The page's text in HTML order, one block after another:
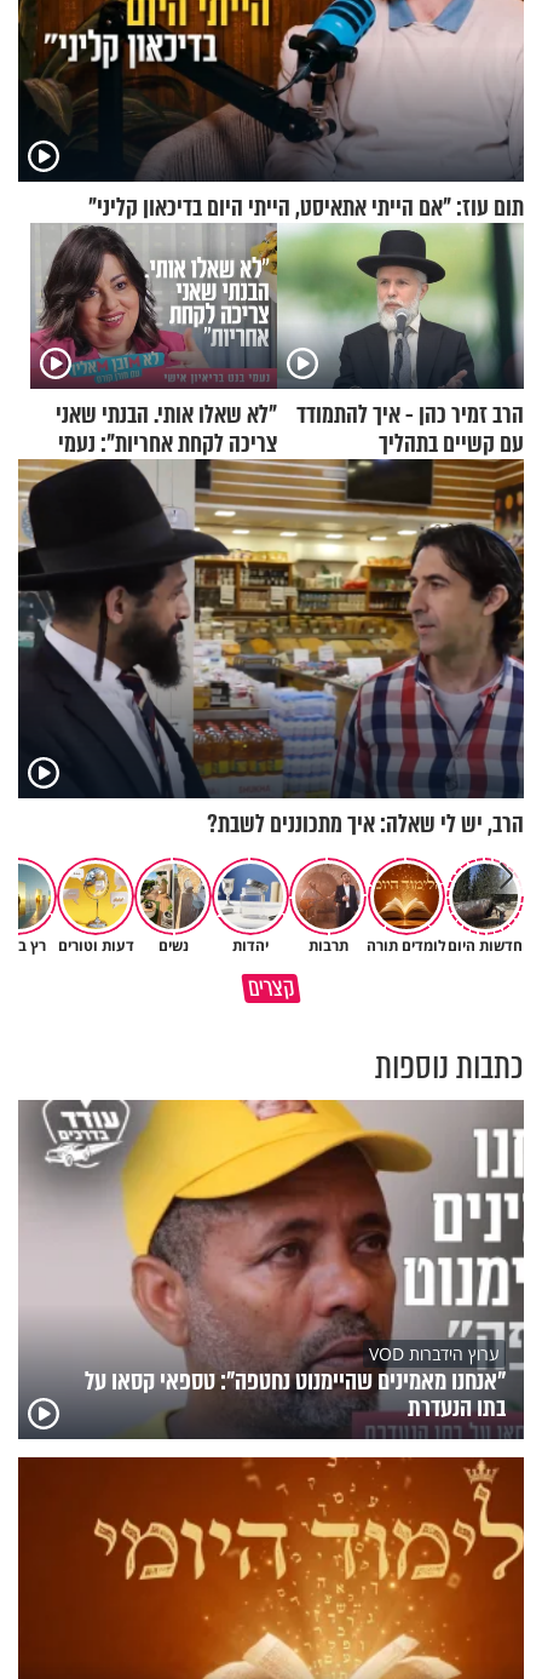
תום עוז: "אם הייתי אתאיסט, הייתי היום בדיכאון קליני"
הרב זמיר כהן - איך להתמודד
עם קשיים בתהליך
ההתחזקות?
"לא שאלו אותי. הבנתי שאני
צריכה לקחת אחריות": נעמי
בנט בריאיון אישי
הרב, יש לי שאלה: איך מתכוננים לשבת?
חדשות היוםלומדים תורה תרבות יהדות נשים דעות וטורים רץ
קצרים
לפעמים המערכת מפספסת את
מותר לנשוף על בוטנים כדי
כתבות נוספות
ערוץ הידברות VOD
"אנחנו מאמינים שהיימנוט נחטפה": טספאי קסאו על
בתו הנעדרת